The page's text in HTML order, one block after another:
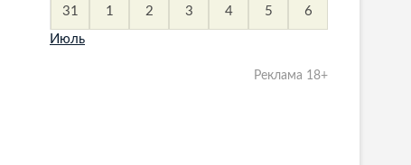
31 1 2 3 4 5 6
Июль
Реклама 18+